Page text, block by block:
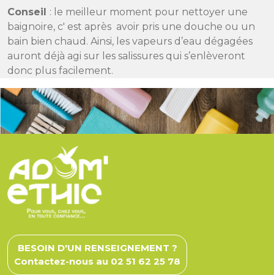
Conseil : le meilleur moment pour nettoyer une
baignoire, c' est après avoir pris une douche ou un
bain bien chaud. Ainsi, les vapeurs d’eau dégagées
auront déjà agi sur les salissures qui s’enlèveront
donc plus facilement.
BESOIN D'UN RENSEIGNEMENT ?
Contactez-nous au 02 51 62 25 78